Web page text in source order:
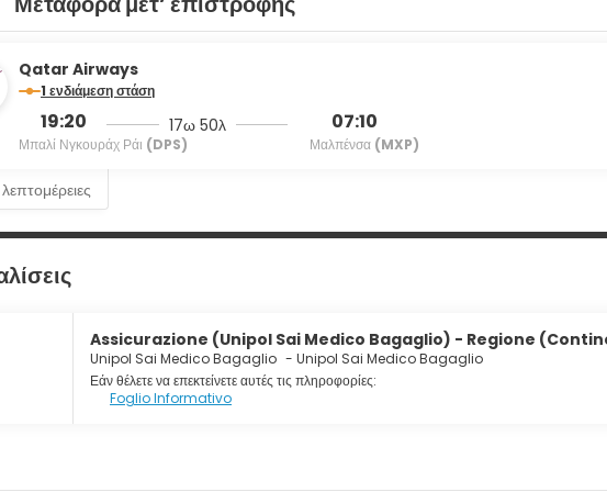
Qatar Airways
1 ενδιάμεση στάση
19:20
Μπαλί Νγκουράχ Ράι (DPS)
17ω 50λ 07:10
Μαλπένσα (MXP)
λεπτομέρειες
Assicurazione (Unipol Sai Medico Bagaglio) - Regione
Unipol Sai Medico Bagaglio - Unipol Sai Medico Bagaglio
Εάν θέλετε να επεκτείνετε αυτές τις πληροφορίες:
Foglio Informativo